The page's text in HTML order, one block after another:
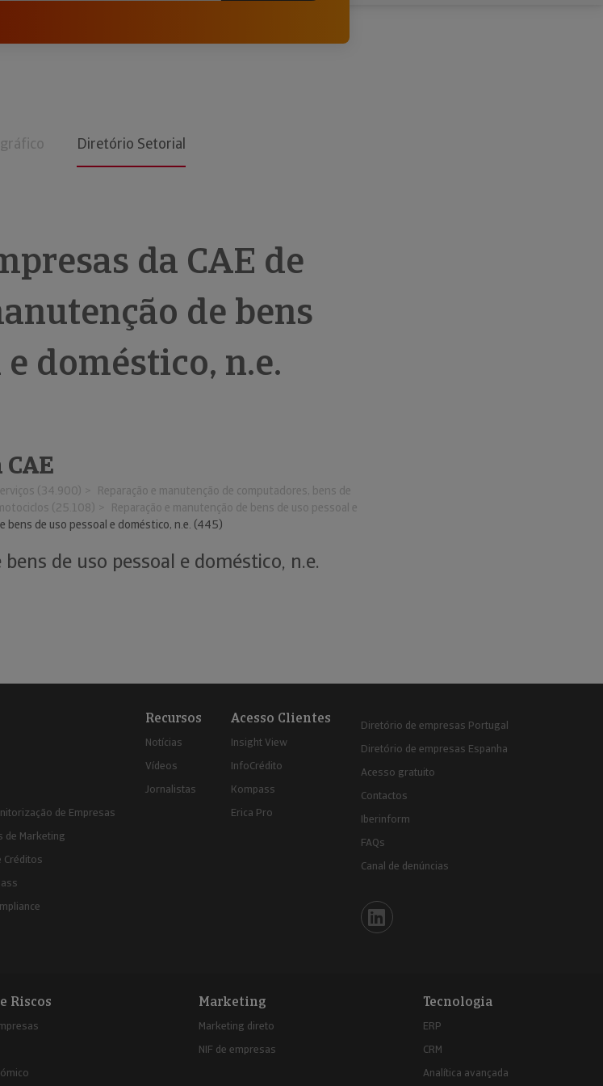
seus clientes.
Diretório Setorial
da CAE de
de bens
doméstico, n.e.
(34.900)
Reparação e manutenção de computadores, bens de
(25.108)
Reparação e manutenção de bens de uso pessoal e
bens de uso pessoal e doméstico, n.e. (445)
de uso pessoal e doméstico, n.e.
de Empresas
de Marketing
Créditos
Recursos
Notícias
Vídeos
Jornalistas
Acesso Clientes
Insight View
InfoCrédito
Kompass
Erica Pro
Diretório de empresas Portugal
Diretório de empresas Espanha
Acesso gratuito
Contactos
Iberinform
FAQs
Canal de denúncias
Iberinform en Linkedin
Riscos Marketing
Marketing direto
NIF de empresas
Tecnologia
ERP
CRM
Analítica avançada